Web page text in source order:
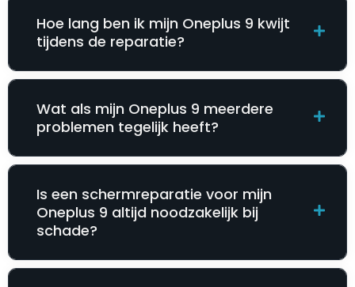
Hoe lang ben ik mijn Oneplus 9 kwijt
tijdens de reparatie?
Wat als mijn Oneplus 9 meerdere
problemen tegelijk heeft?
Is een schermreparatie voor mijn
Oneplus 9 altijd noodzakelijk bij
schade?